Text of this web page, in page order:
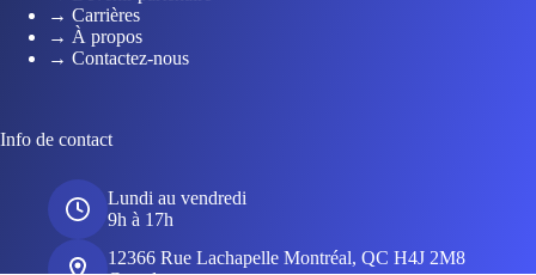
→ Carrières
→ À propos
→ Contactez-nous
Info de contact
Lundi au vendredi
9h à 17h
12366 Rue Lachapelle Montréal, QC H4J 2M8